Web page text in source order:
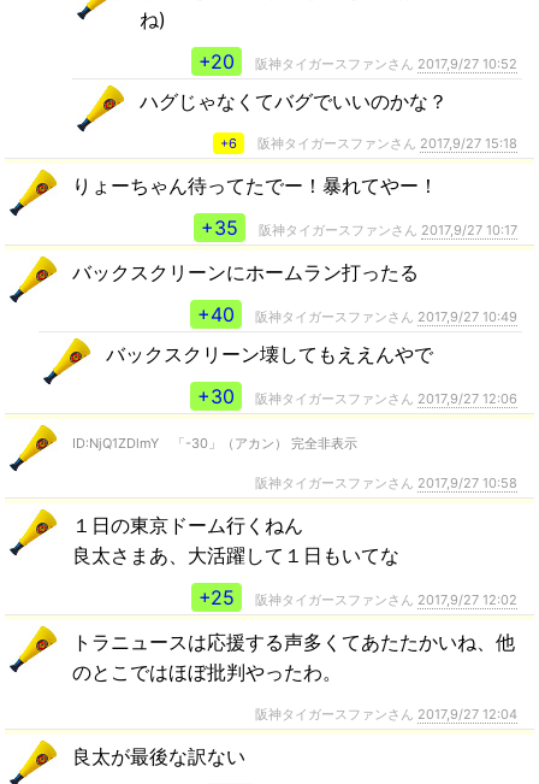
ね)
+20
阪神タイガースファンさん 2017,9/27 10:52
ハグじゃなくてバグでいいのかな？
+6 阪神タイガースファンさん 2017,9/27 15:18
りょーちゃん待ってたでー！暴れてやー！
+35
阪神タイガースファンさん 2017,9/27 10:17
バックスクリーンにホームラン打ったる
+40
阪神タイガースファンさん 2017,9/27 10:49
バックスクリーン壊してもええんやで
+30
阪神タイガースファンさん 2017,9/27 12:06
ID:NjQ1ZDlmY 「-30」（アカン） 完全非表示
阪神タイガースファンさん 2017,9/27 10:58
１日の東京ドーム行くねん
良太さまあ、大活躍して１日もいてな
+25
阪神タイガースファンさん 2017,9/27 12:02
トラニュースは応援する声多くてあたたかいね、他
のとこではほぼ批判やったわ。
阪神タイガースファンさん 2017,9/27 12:04
良太が最後な訳ない